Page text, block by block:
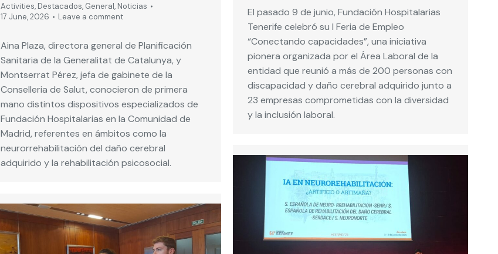
Activities, Destacados, General, Noticias
17 June, 2026
Leave a comment
Aina Plaza, directora general de Planificación
Sanitaria de la Generalitat de Catalunya, y
Montserrat Pérez, jefa de gabinete de la
Conselleria de Salut, conocieron de primera
mano distintos dispositivos especializados de
Fundación Hospitalarias en la Comunidad de
Madrid, referentes en ámbitos como la
neurorrehabilitación del daño cerebral
adquirido y la rehabilitación psicosocial.
El pasado 9 de junio, Fundación Hospitalarias
Tenerife celebró su I Feria de Empleo
“Conectando capacidades”, una iniciativa
pionera organizada por el Área Laboral de la
entidad que reunió a más de 200 personas con
discapacidad y daño cerebral adquirido junto a
23 empresas comprometidas con la diversidad
y la inclusión laboral.